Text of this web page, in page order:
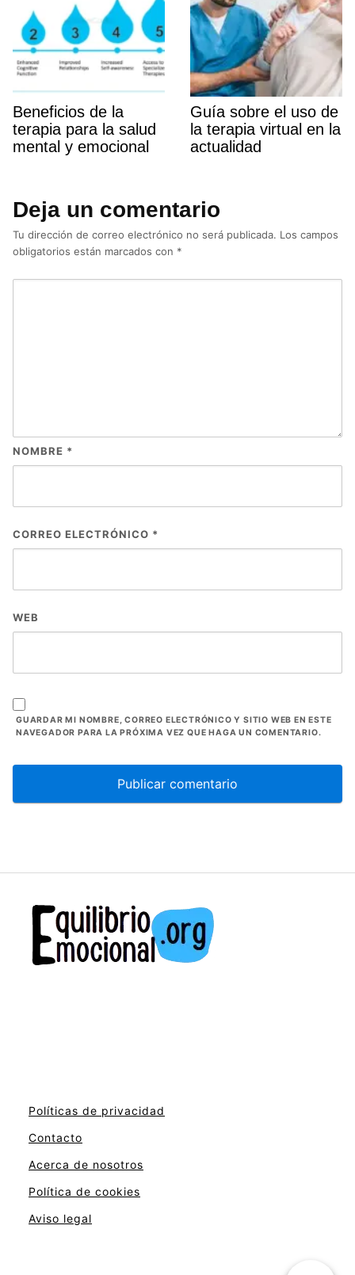
Beneficios de la
terapia para la salud
mental y emocional
Guí­a sobre el uso de
la terapia virtual en la
actualidad
Deja un comentario
Tu dirección de correo electrónico no será publicada. Los campos
obligatorios están marcados con *
NOMBRE *
CORREO ELECTRÓNICO *
WEB
GUARDAR MI NOMBRE, CORREO ELECTRÓNICO Y SITIO WEB EN ESTE
NAVEGADOR PARA LA PRÓXIMA VEZ QUE HAGA UN COMENTARIO.
Políticas de privacidad
Contacto
Acerca de nosotros
Política de cookies
Aviso legal